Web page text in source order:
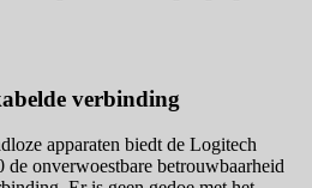
verbinding
apparaten biedt de Logitech
onverwoestbare betrouwbaarheid